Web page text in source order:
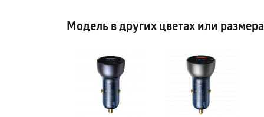
Модель в других цветах или